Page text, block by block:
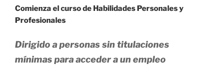
Comienza el curso de Habilidades Personales y
Profesionales
Dirigido a personas sin titulaciones
mínimas para acceder a un empleo